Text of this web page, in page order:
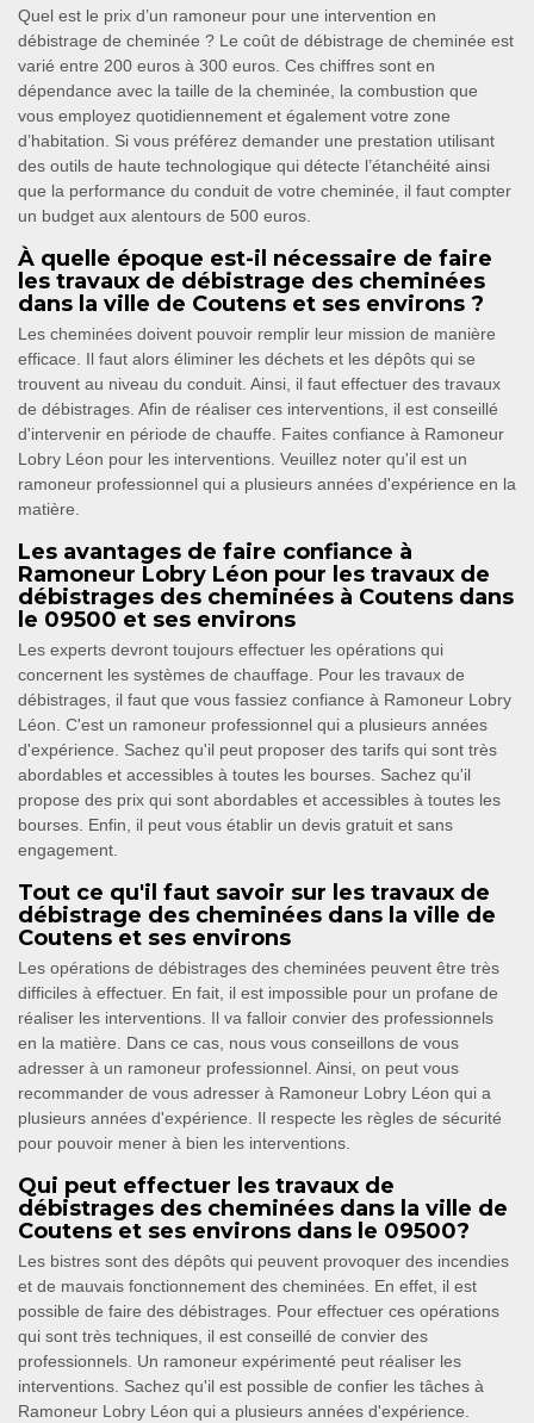
Quel est le prix d’un ramoneur pour une intervention en
débistrage de cheminée ? Le coût de débistrage de cheminée est
varié entre 200 euros à 300 euros. Ces chiffres sont en
dépendance avec la taille de la cheminée, la combustion que
vous employez quotidiennement et également votre zone
d’habitation. Si vous préférez demander une prestation utilisant
des outils de haute technologique qui détecte l’étanchéité ainsi
que la performance du conduit de votre cheminée, il faut compter
un budget aux alentours de 500 euros.
À quelle époque est-il nécessaire de faire
les travaux de débistrage des cheminées
dans la ville de Coutens et ses environs ?
Les cheminées doivent pouvoir remplir leur mission de manière
efficace. Il faut alors éliminer les déchets et les dépôts qui se
trouvent au niveau du conduit. Ainsi, il faut effectuer des travaux
de débistrages. Afin de réaliser ces interventions, il est conseillé
d'intervenir en période de chauffe. Faites confiance à Ramoneur
Lobry Léon pour les interventions. Veuillez noter qu'il est un
ramoneur professionnel qui a plusieurs années d'expérience en la
matière.
Les avantages de faire confiance à
Ramoneur Lobry Léon pour les travaux de
débistrages des cheminées à Coutens dans
le 09500 et ses environs
Les experts devront toujours effectuer les opérations qui
concernent les systèmes de chauffage. Pour les travaux de
débistrages, il faut que vous fassiez confiance à Ramoneur Lobry
Léon. C'est un ramoneur professionnel qui a plusieurs années
d'expérience. Sachez qu'il peut proposer des tarifs qui sont très
abordables et accessibles à toutes les bourses. Sachez qu'il
propose des prix qui sont abordables et accessibles à toutes les
bourses. Enfin, il peut vous établir un devis gratuit et sans
engagement.
Tout ce qu'il faut savoir sur les travaux de
débistrage des cheminées dans la ville de
Coutens et ses environs
Les opérations de débistrages des cheminées peuvent être très
difficiles à effectuer. En fait, il est impossible pour un profane de
réaliser les interventions. Il va falloir convier des professionnels
en la matière. Dans ce cas, nous vous conseillons de vous
adresser à un ramoneur professionnel. Ainsi, on peut vous
recommander de vous adresser à Ramoneur Lobry Léon qui a
plusieurs années d'expérience. Il respecte les règles de sécurité
pour pouvoir mener à bien les interventions.
Qui peut effectuer les travaux de
débistrages des cheminées dans la ville de
Coutens et ses environs dans le 09500?
Les bistres sont des dépôts qui peuvent provoquer des incendies
et de mauvais fonctionnement des cheminées. En effet, il est
possible de faire des débistrages. Pour effectuer ces opérations
qui sont très techniques, il est conseillé de convier des
professionnels. Un ramoneur expérimenté peut réaliser les
interventions. Sachez qu'il est possible de confier les tâches à
Ramoneur Lobry Léon qui a plusieurs années d'expérience.